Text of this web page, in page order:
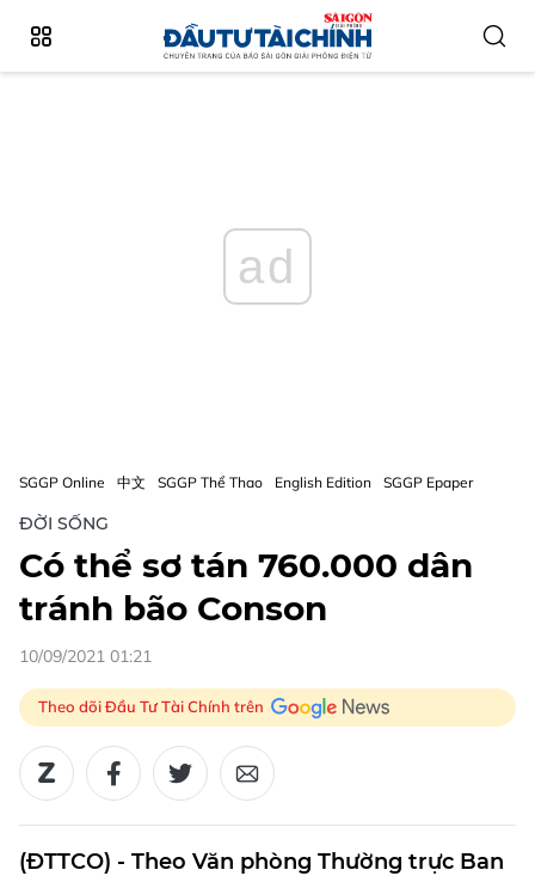
ad
SGGP Online 中文 SGGP Thể Thao English Edition SGGP Epaper
ĐỜI SỐNG
Có thể sơ tán 760.000 dân
tránh bão Conson
10/09/2021 01:21
Theo dõi Đầu Tư Tài Chính trên
(ĐTTCO) - Theo Văn phòng Thường trực Ban